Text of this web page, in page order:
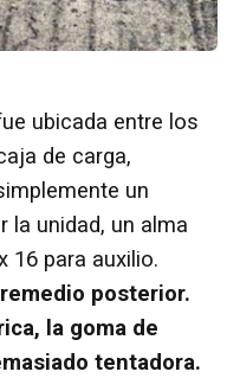
ubicada entre los
de carga,
un
la unidad, un alma
16 para auxilio.
posterior.
la goma de
tentadora.